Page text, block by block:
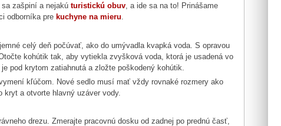
sa zašpiní a nejakúturistickú obuv, a ide sa na to! Prinášame
odborníka pre kuchyne na mieru.
celý deň počúvať, ako do umývadla kvapká voda. S opravou
kohútik tak, aby vytiekla zvyšková voda, ktorá je usadená vo
pod krytom zatiahnutá a zložte poškodený kohútik.
kľúčom. Nové sedlo musí mať vždy rovnaké rozmery ako
a otvorte hlavný uzáver vody.
drezu. Zmerajte pracovnú dosku od zadnej po prednú časť,